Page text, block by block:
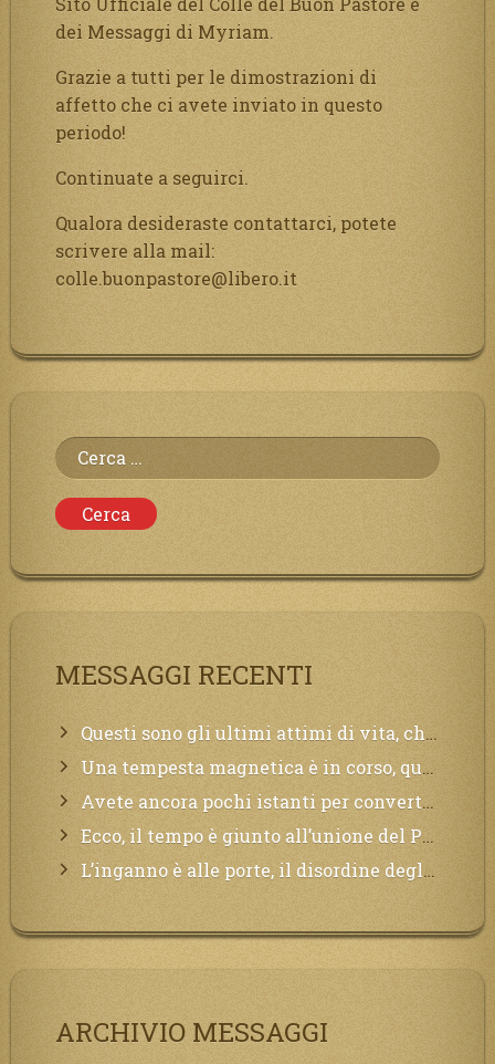
dei Messaggi di Myriam.
Grazie a tutti per le dimostrazioni di
affetto che ci avete inviato in questo
periodo!
Continuate a seguirci.
Qualora desideraste contattarci, potete
scrivere alla mail:
colle.buonpastore@libero.it
Ricerca
per:
MESSAGGI RECENTI
Questi sono gli ultimi attimi di vita, chi si vuole salvare Mi chiami in suo aiuto.
Una tempesta magnetica è in corso, questa generazione patirà. Il black out non tarderà ad arrivare e tutta la Terra sarà oscurata.
Avete ancora pochi istanti per convertirvi, non perdete tempo, la sciagura arriverà all’improvviso e per chi non si sarà preparato saranno dolori.
Ecco, il tempo è giunto all’unione del Padre con il figlio, non avete che da attendere pochissimo.
L’inganno è alle porte, il disordine degli ordinati urlerà perdono, ma sarà troppo tardi, il tradimento è stato grande!
ARCHIVIO MESSAGGI